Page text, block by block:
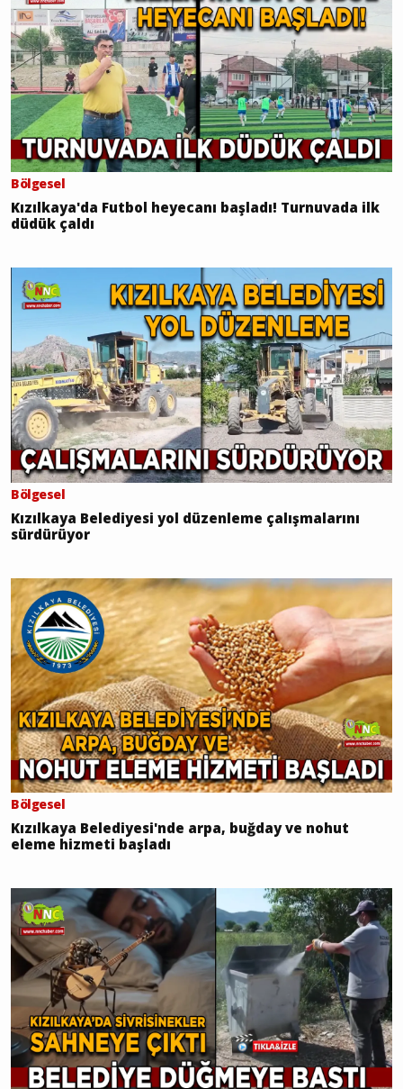
Bölgesel
Kızılkaya'da Futbol heyecanı başladı! Turnuvada ilk
düdük çaldı
Bölgesel
Kızılkaya Belediyesi yol düzenleme çalışmalarını
sürdürüyor
Bölgesel
Kızılkaya Belediyesi'nde arpa, buğday ve nohut
eleme hizmeti başladı